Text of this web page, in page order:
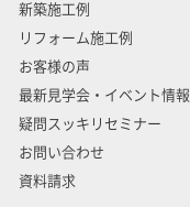
新築施工例
リフォーム施工例
お客様の声
最新見学会・イベント情報
疑問スッキリセミナー
お問い合わせ
資料請求